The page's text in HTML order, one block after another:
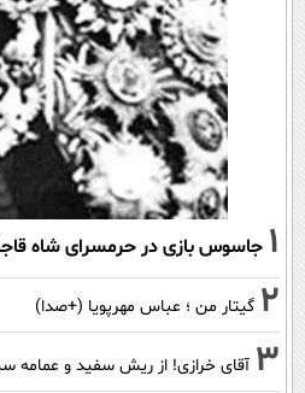
1 جاسوس بازی در حرمسرای شاه
2 گیتار من ؛ عباس مهرپویا (+صدا)
3 آقای خرازی! از ریش سفید و